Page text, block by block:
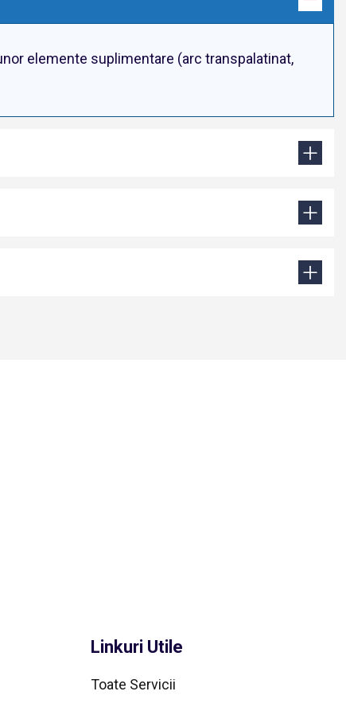
elemente suplimentare (arc transpalatinat,
Linkuri Utile
Toate Servicii